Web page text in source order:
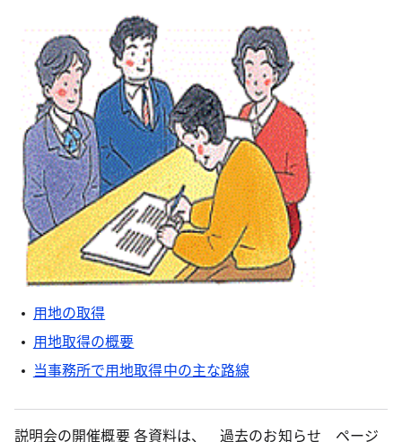
用地の取得
用地取得の概要
当事務所で用地取得中の主な路線
説明会の開催概要 各資料は、 過去のお知らせ ページ